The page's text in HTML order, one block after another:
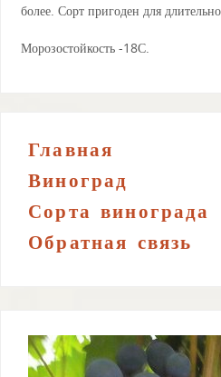
более. Сорт пригоден для
Морозостойкость -18С.
Главная
Виноград
Сорта винограда
Обратная связь